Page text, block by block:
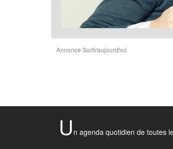
Annonce Sortiraujourdhui
U n agenda quotidien de toutes